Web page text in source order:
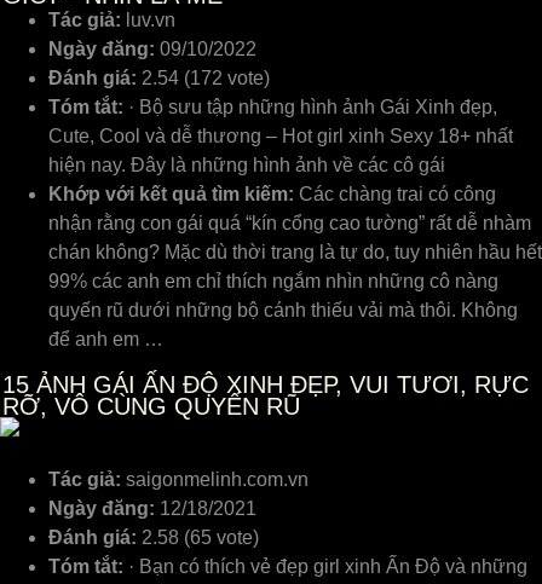
Tác giả: luv.vn
Ngày đăng: 09/10/2022
Đánh giá: 2.54 (172 vote)
Tóm tắt: · Bộ sưu tập những hình ảnh Gái Xinh đẹp,
Cute, Cool và dễ thương – Hot girl xinh Sexy 18+ nhất
hiện nay. Đây là những hình ảnh về các cô gái
Khớp với kết quả tìm kiếm: Các chàng trai có công
nhận rằng con gái quá “kín cổng cao tường” rất dễ nhàm
chán không? Mặc dù thời trang là tự do, tuy nhiên hầu hết
99% các anh em chỉ thích ngắm nhìn những cô nàng
quyến rũ dưới những bộ cánh thiếu vải mà thôi. Không
để anh em …
15 ẢNH GÁI ẤN ĐỘ XINH ĐẸP, VUI TƯƠI, RỰC
RỠ, VÔ CÙNG QUYẾN RŨ
Tác giả: saigonmelinh.com.vn
Ngày đăng: 12/18/2021
Đánh giá: 2.58 (65 vote)
Tóm tắt: · Bạn có thích vẻ đẹp girl xinh Ấn Độ và những